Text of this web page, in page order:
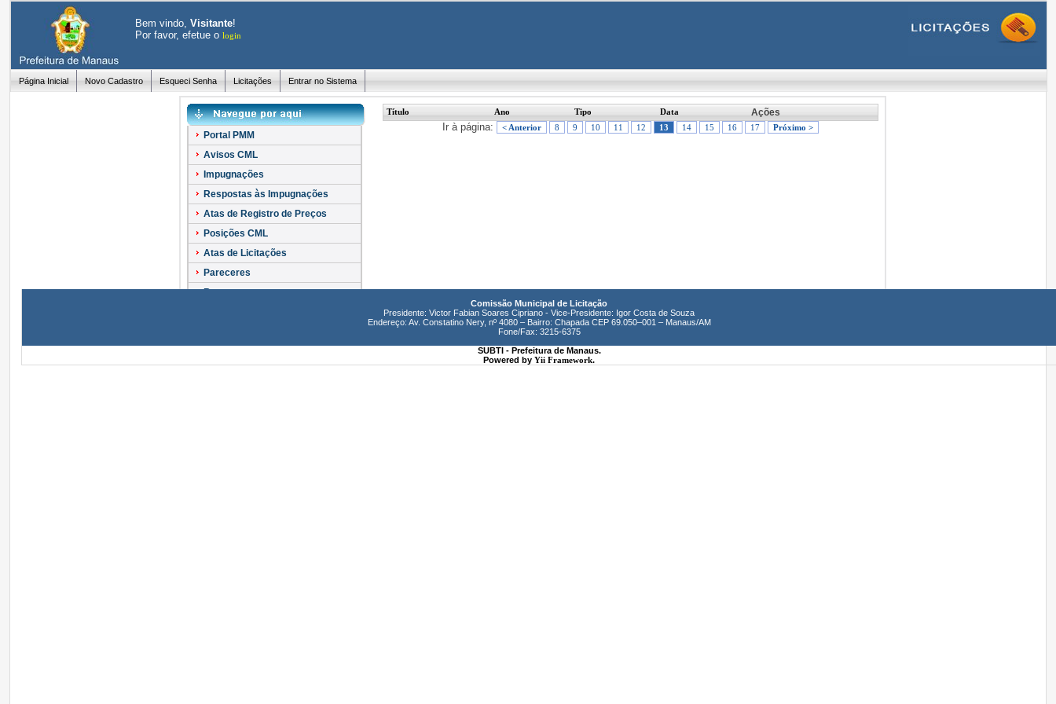
Bem vindo,Visitante!
Por favor, efetue ologin
Página Inicial Novo Cadastro Esqueci Senha Licitações Entrar no Sistema
Portal PMM
Avisos CML
Impugnações
Respostas às Impugnações
Atas de Registro de Preços
Posições CML
Atas de Licitações
Pareceres
Recursos
Título Ano Tipo Data Ações
Ir à página: < Anterior 8 9 10 11 12 13 14 15 16 17 Próximo >
Comissão Municipal de Licitação
Presidente: Victor Fabian Soares Cipriano - Vice-Presidente: Igor Costa de Souza
Endereço: Av. Constatino Nery, nº 4080 – Bairro: Chapada CEP 69.050–001 – Manaus/AM
Fone/Fax: 3215-6375
SUBTI - Prefeitura de Manaus.
Powered byYii Framework.